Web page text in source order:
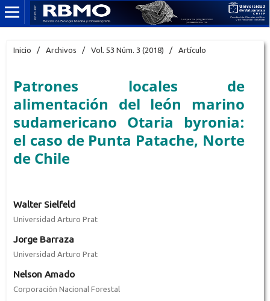
Inicio / Archivos / Vol. 53 Núm. 3 (2018) / Artículo
Patrones locales de
alimentación del león marino
sudamericano Otaria byronia:
el caso de Punta Patache, Norte
de Chile
Walter Sielfeld
Universidad Arturo Prat
Jorge Barraza
Universidad Arturo Prat
Nelson Amado
Corporación Nacional Forestal